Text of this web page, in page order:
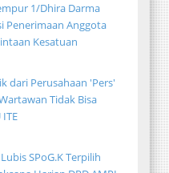
1/Dhira Darma
Penerimaan Anggota
Kesatuan
dari Perusahaan 'Pers'
Tidak Bisa
SPoG.K Terpilih